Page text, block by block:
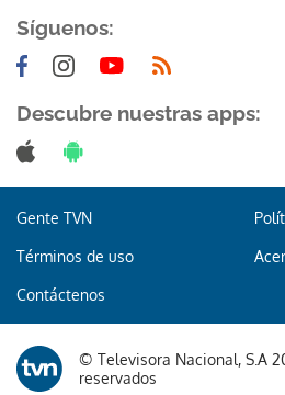
Síguenos:
Descubre nuestras apps:
Gente TVN
Términos de uso
Contáctenos
© Televisora Nacional, S.A
reservados